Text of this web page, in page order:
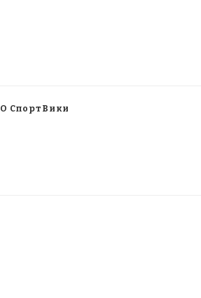
О СпортВики